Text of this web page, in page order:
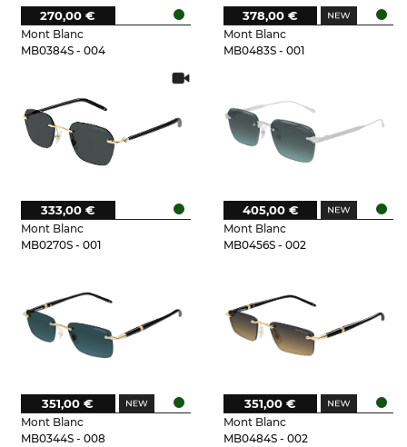
Mont Blanc
MB0384S - 004
270,00 €
Mont Blanc
MB0483S - 001
378,00 €
Mont Blanc
MB0270S - 001
333,00 €
Mont Blanc
MB0456S - 002
405,00 €
Mont Blanc
MB0344S - 008
351,00 €
Mont Blanc
MB0484S - 002
351,00 €